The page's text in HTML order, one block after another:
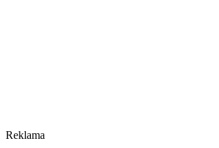
Reklama